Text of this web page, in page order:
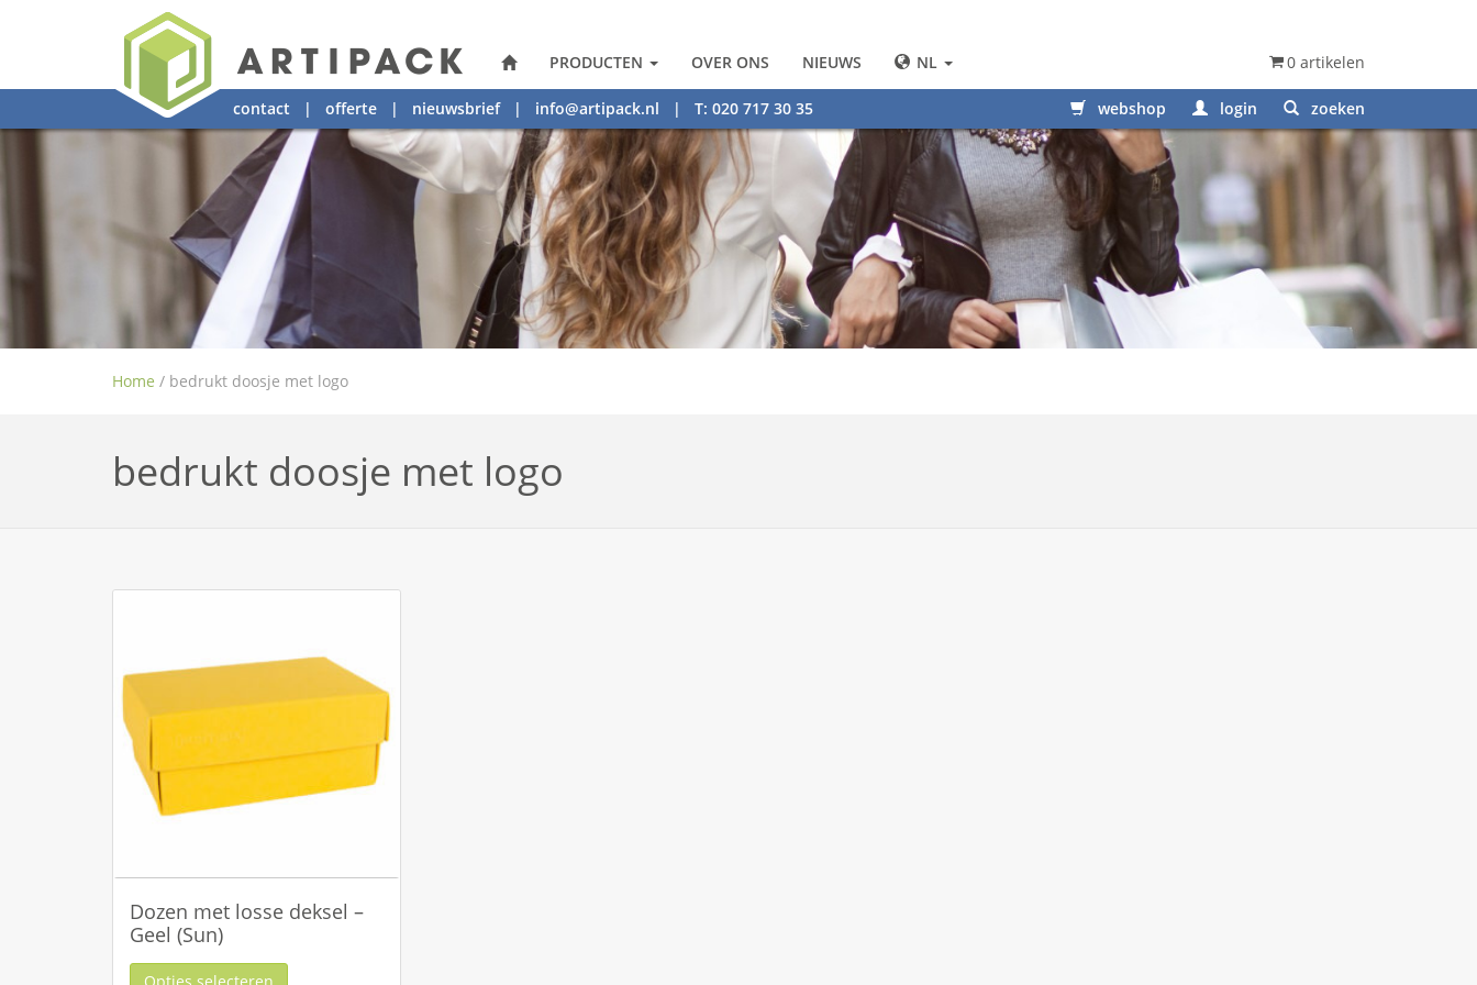
PRODUCTEN OVER ONS NIEUWS NL 0 artikelen
contact | offerte | nieuwsbrief| info@artipack.nl | T: 020 717 30 35 webshop login zoeken
Home / bedrukt doosje met logo
bedrukt doosje met logo
Dozen met losse deksel –
Geel (Sun)
Opties selecteren